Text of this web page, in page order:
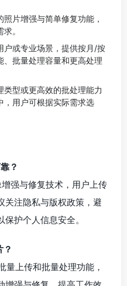
照片增强与简单修复功能，
。
户或专业场景，提供按月/按
批量处理容量和更高处理
类型或更高效的批处理能力
，用户可根据实际需求选
？
强与修复技术，用户上传
关注隐私与版权政策，避
护个人信息安全。
？
上传和批量处理功能，